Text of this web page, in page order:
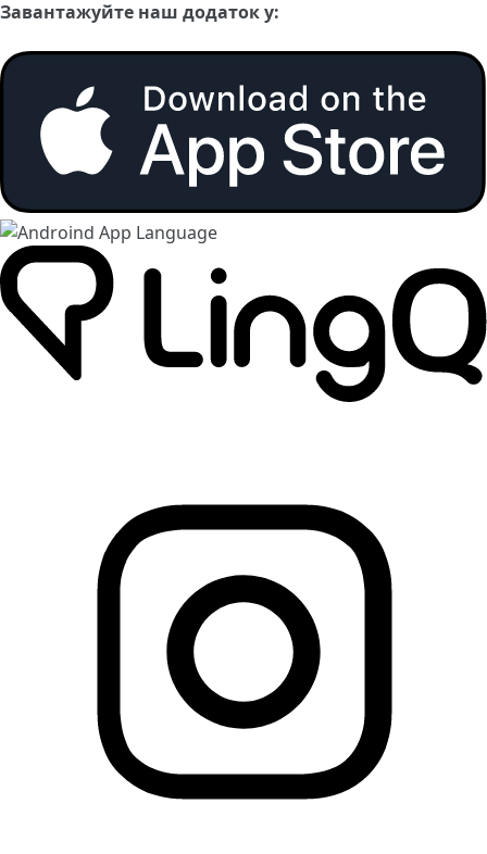
Завантажуйте наш додаток у: